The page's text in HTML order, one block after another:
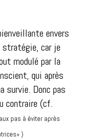
envers
stratégie, car je
modulé par la
qui après
survie. Donc pas
contraire (cf.
pas à éviter après
)